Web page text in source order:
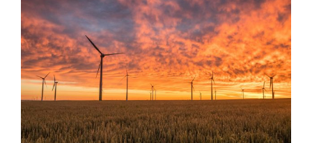
większy
obrazek